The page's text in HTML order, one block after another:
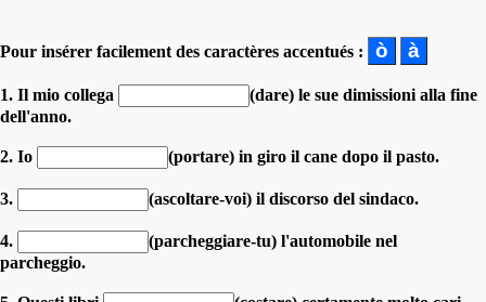
Pour insérer facilement des caractères accentués :
1. Il mio collega
(dare) le sue dimissioni alla fine
dell'anno.
2. Io (portare) in giro il cane dopo il pasto.
3. (ascoltare-voi) il discorso del sindaco.
4.
(parcheggiare-tu) l'automobile nel
parcheggio.